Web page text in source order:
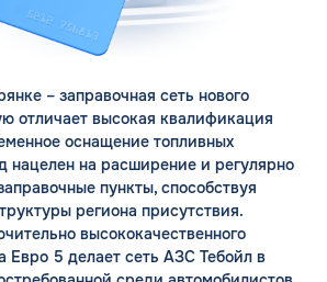
– заправочная сеть нового
отличает высокая квалификация
оснащение топливных
нацелен на расширение и регулярно
пункты, способствуя
региона присутствия.
высококачественного
Евро 5 делает сеть АЗС Тебойл в